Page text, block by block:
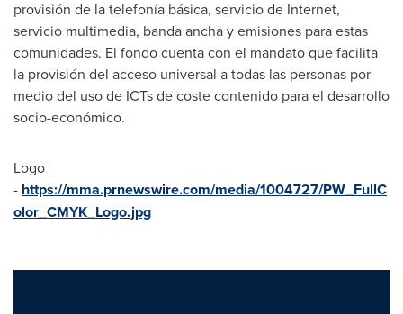
provisión de la telefonía básica, servicio de Internet,
servicio multimedia, banda ancha y emisiones para estas
comunidades. El fondo cuenta con el mandato que facilita
la provisión del acceso universal a todas las personas por
medio del uso de ICTs de coste contenido para el desarrollo
socio-económico.
Logo
- https://mma.prnewswire.com/media/1004727/PW_FullC
olor_CMYK_Logo.jpg